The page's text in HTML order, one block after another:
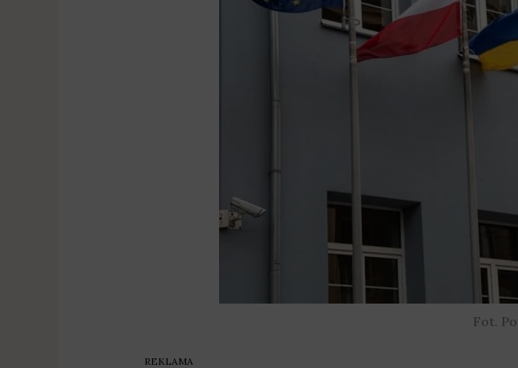
Fot.
REKLAMA